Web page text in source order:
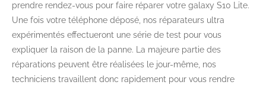
prendre rendez-vous pour faire réparer votre galaxy S10 Lite.
Une fois votre téléphone déposé, nos réparateurs ultra
expérimentés effectueront une série de test pour vous
expliquer la raison de la panne. La majeure partie des
réparations peuvent être réalisées le jour-même, nos
techniciens travaillent donc rapidement pour vous rendre